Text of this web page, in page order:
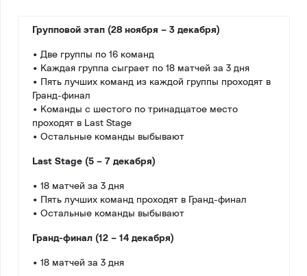
Групповой этап (28 ноября – 3 декабря)
• Две группы по 16 команд
• Каждая группа сыграет по 18 матчей за 3 дня
• Пять лучших команд из каждой группы проходят в
Гранд-финал
• Команды с шестого по тринадцатое место
проходят в Last Stage
• Остальные команды выбывают
Last Stage (5 – 7 декабря)
• 18 матчей за 3 дня
• Пять лучших команд проходят в Гранд-финал
• Остальные команды выбывают
Гранд-финал (12 – 14 декабря)
• 18 матчей за 3 дня